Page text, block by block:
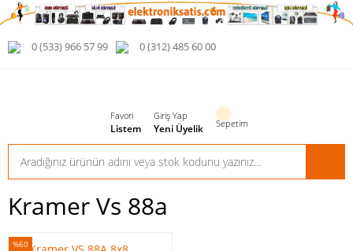
0 (533) 966 57 99 0 (312) 485 60 00
Favori
Listem
Giriş Yap
Yeni Üyelik Sepetim
Kramer Vs 88a
%60